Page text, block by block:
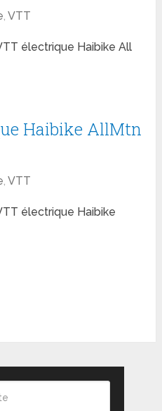
,VTT
électrique Haibike All
Haibike AllMtn
,VTT
électrique Haibike